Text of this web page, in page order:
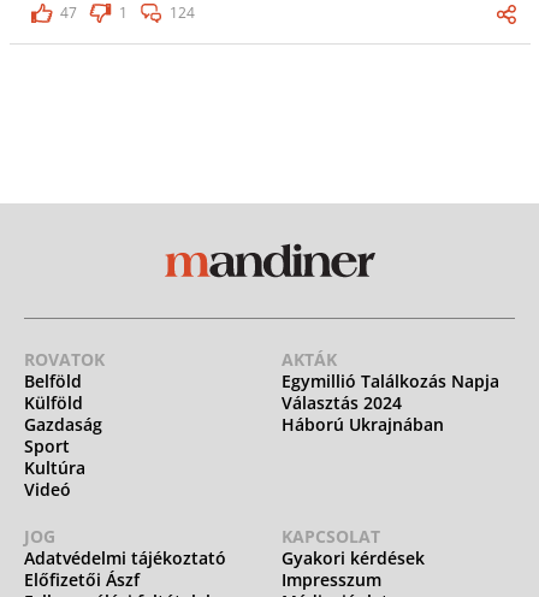
47
1 124
ROVATOK
Belföld
Külföld
Gazdaság
Sport
Kultúra
Videó
AKTÁK
Egymillió Találkozás Napja
Választás 2024
Háború Ukrajnában
JOG
Adatvédelmi tájékoztató
Előfizetői Ászf
KAPCSOLAT
Gyakori kérdések
Impresszum